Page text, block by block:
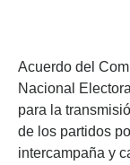
Acuerdo del
Nacional
para la
de los partidos
intercampaña y